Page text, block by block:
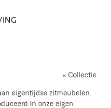
« Collectie
eigentijdse zitmeubelen.
in onze eigen